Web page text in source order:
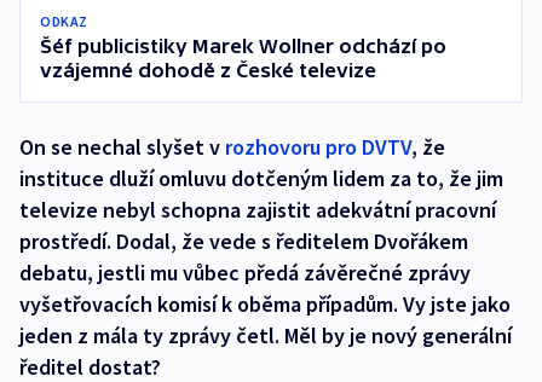
ODKAZ
Šéf publicistiky Marek Wollner odchází po
vzájemné dohodě z České televize
On se nechal slyšet v rozhovoru pro DVTV, že
instituce dluží omluvu dotčeným lidem za to, že jim
televize nebyl schopna zajistit adekvátní pracovní
prostředí. Dodal, že vede s ředitelem Dvořákem
debatu, jestli mu vůbec předá závěrečné zprávy
vyšetřovacích komisí k oběma případům. Vy jste jako
jeden z mála ty zprávy četl. Měl by je nový generální
ředitel dostat?